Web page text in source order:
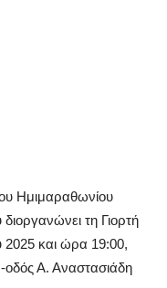
Ημιμαραθωνίου
τη Γιορτή
2025 και ώρα 19:00,
οδός Α. Αναστασιάδη